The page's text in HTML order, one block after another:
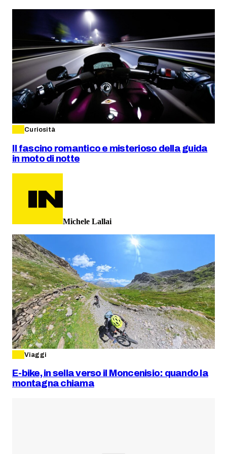
Curiosità
Il fascino romantico e misterioso della guida
in moto di notte
Michele Lallai
Viaggi
E-bike, in sella verso il Moncenisio: quando la
montagna chiama